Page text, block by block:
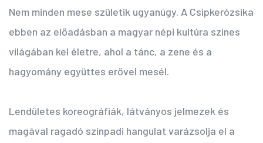
Nem minden mese születik ugyanúgy. A Csipkerózsika
ebben az előadásban a magyar népi kultúra színes
világában kel életre, ahol a tánc, a zene és a
hagyomány együttes erővel mesél.
Lendületes koreográfiák, látványos jelmezek és
magával ragadó színpadi hangulat varázsolja el a